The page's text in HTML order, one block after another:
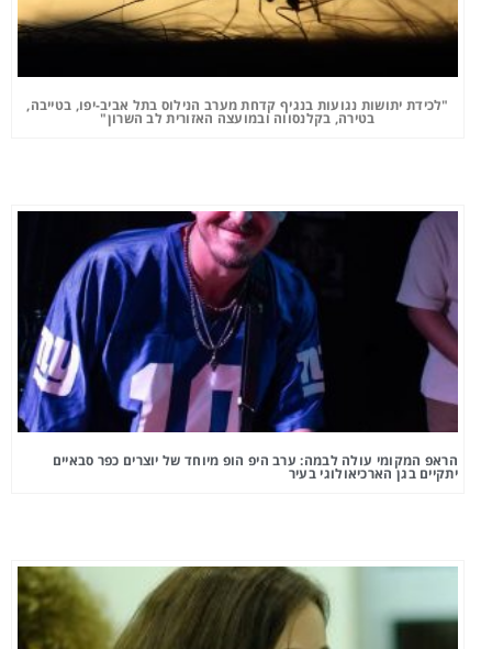
"לכידת יתושות נגועות בנגיף קדחת מערב הנילוס בתל אביב-יפו, בטייבה,
בטירה, בקלנסווה ובמועצה האזורית לב השרון"
הראפ המקומי עולה לבמה: ערב היפ הופ מיוחד של יוצרים כפר סבאיים
יתקיים בגן הארכיאולוגי בעיר